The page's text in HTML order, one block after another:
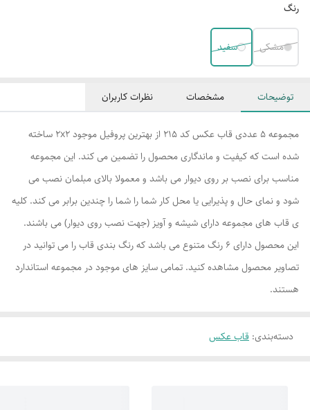
رنگ
مشکی سفید
توضیحات مشخصات نظرات کاربران
مجموعه 5 عددی قاب عکس کد 215 از بهترین پروفیل موجود 2x2 ساخته
شده است که کیفیت و ماندگاری محصول را تضمین می کند. این مجموعه
مناسب برای نصب بر روی دیوار می باشد و معمولا بالای مبلمان نصب می
شود و نمای حال و پذیرایی یا محل کار شما را شما را چندین برابر می کند. کلیه
ی قاب های مجموعه دارای شیشه و آویز (جهت نصب روی دیوار) می باشند.
این محصول دارای 6 رنگ متنوع می باشد که رنگ بندی قاب را می توانید در
تصاویر محصول مشاهده کنید. تمامی سایز های موجود در مجموعه استاندارد
هستند.
دسته‌بندی: قاب عکس